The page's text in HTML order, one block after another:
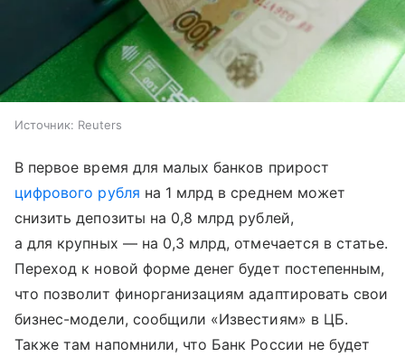
Источник: Reuters
В первое время для малых банков прирост
цифрового рубля на 1 млрд в среднем может
снизить депозиты на 0,8 млрд рублей,
а для крупных — на 0,3 млрд, отмечается в статье.
Переход к новой форме денег будет постепенным,
что позволит финорганизациям адаптировать свои
бизнес-модели, сообщили «Известиям» в ЦБ.
Также там напомнили, что Банк России не будет